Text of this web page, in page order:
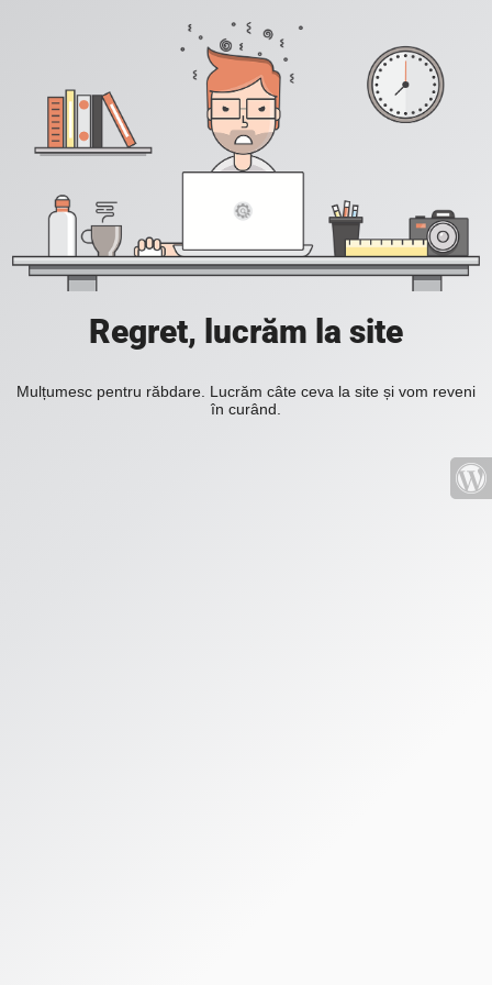
Regret, lucrăm la site
Mulțumesc pentru răbdare. Lucrăm câte ceva la site și vom reveni
în curând.